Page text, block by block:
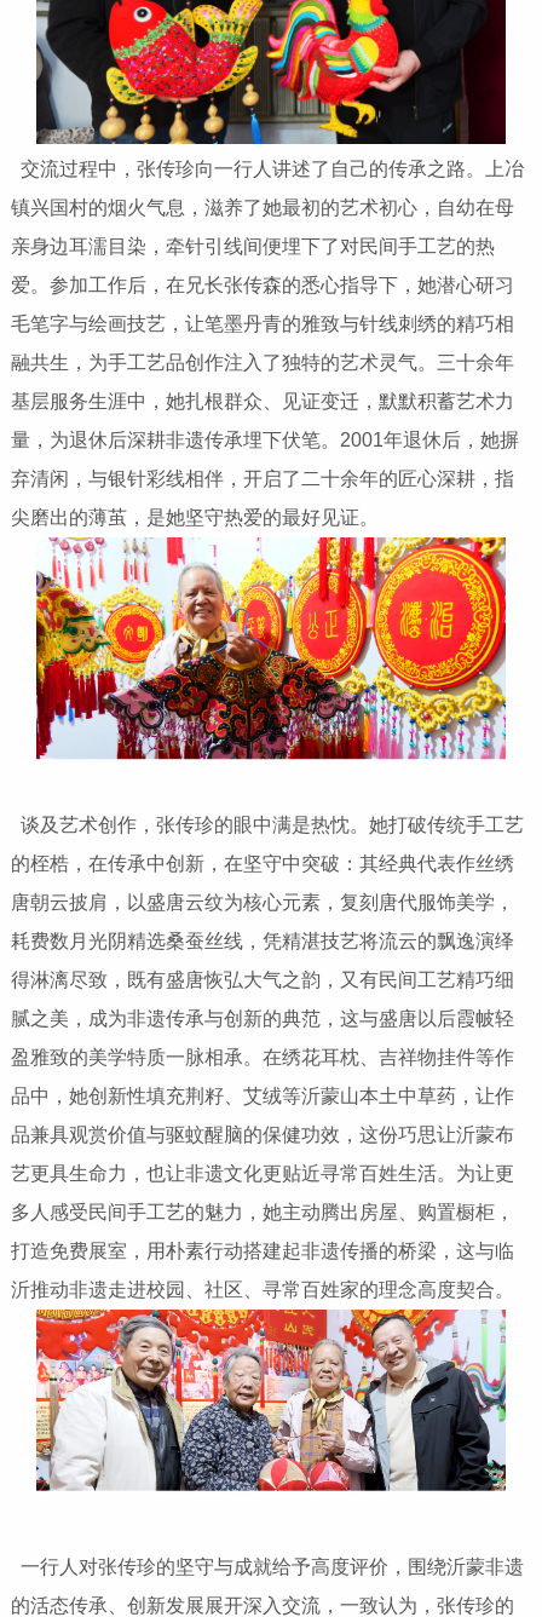
交流过程中，张传珍向一行人讲述了自己的传承之路。上冶
镇兴国村的烟火气息，滋养了她最初的艺术初心，自幼在母
亲身边耳濡目染，牵针引线间便埋下了对民间手工艺的热
爱。参加工作后，在兄长张传森的悉心指导下，她潜心研习
毛笔字与绘画技艺，让笔墨丹青的雅致与针线刺绣的精巧相
融共生，为手工艺品创作注入了独特的艺术灵气。三十余年
基层服务生涯中，她扎根群众、见证变迁，默默积蓄艺术力
量，为退休后深耕非遗传承埋下伏笔。2001年退休后，她摒
弃清闲，与银针彩线相伴，开启了二十余年的匠心深耕，指
尖磨出的薄茧，是她坚守热爱的最好见证。
谈及艺术创作，张传珍的眼中满是热忱。她打破传统手工艺
的桎梏，在传承中创新，在坚守中突破：其经典代表作丝绣
唐朝云披肩，以盛唐云纹为核心元素，复刻唐代服饰美学，
耗费数月光阴精选桑蚕丝线，凭精湛技艺将流云的飘逸演绎
得淋漓尽致，既有盛唐恢弘大气之韵，又有民间工艺精巧细
腻之美，成为非遗传承与创新的典范，这与盛唐以后霞帔轻
盈雅致的美学特质一脉相承。在绣花耳枕、吉祥物挂件等作
品中，她创新性填充荆籽、艾绒等沂蒙山本土中草药，让作
品兼具观赏价值与驱蚊醒脑的保健功效，这份巧思让沂蒙布
艺更具生命力，也让非遗文化更贴近寻常百姓生活。为让更
多人感受民间手工艺的魅力，她主动腾出房屋、购置橱柜，
打造免费展室，用朴素行动搭建起非遗传播的桥梁，这与临
沂推动非遗走进校园、社区、寻常百姓家的理念高度契合。
一行人对张传珍的坚守与成就给予高度评价，围绕沂蒙非遗
的活态传承、创新发展展开深入交流，一致认为，张传珍的